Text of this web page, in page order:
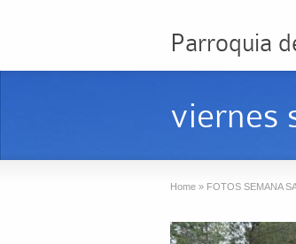
Parroquia
viernes
Home » FOTOS SEMANA